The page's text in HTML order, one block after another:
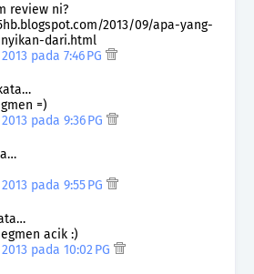
review ni?
2013/09/apa-yang-
dari.html
pada 7:46 PG
=)
pada 9:36 PG
pada 9:55 PG
acik :)
pada 10:02 PG